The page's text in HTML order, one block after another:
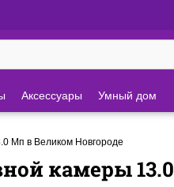
Аксессуары Умный дом
Мп в Великом Новгороде
камеры 13.0